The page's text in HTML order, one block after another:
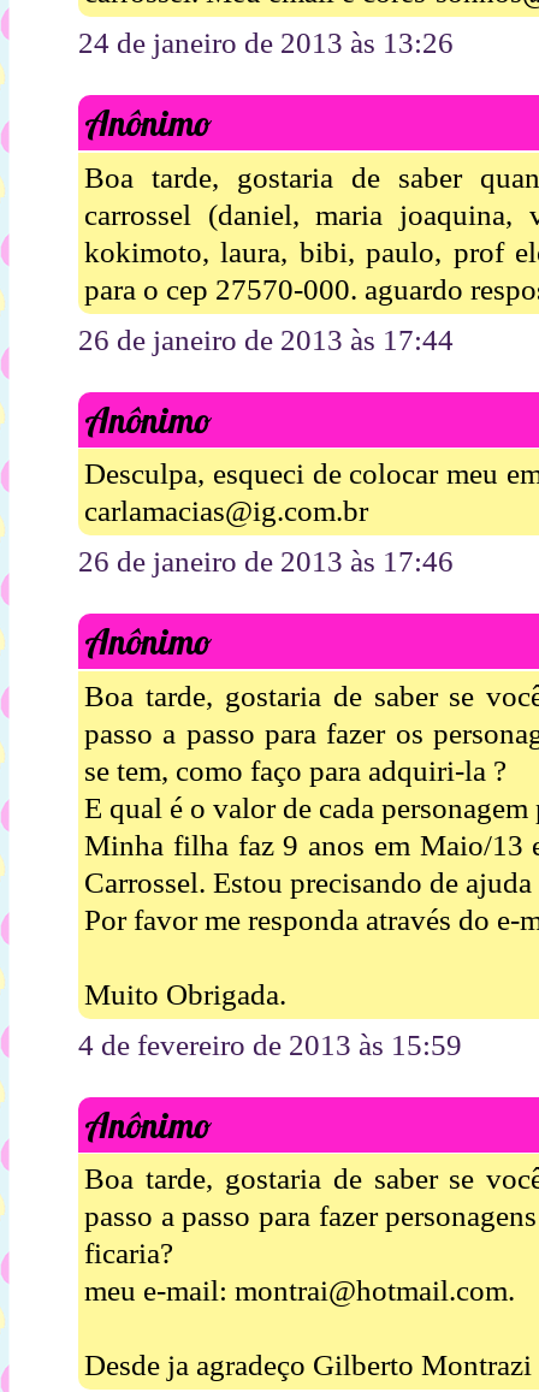
24 de janeiro de 2013 às 13:26
Anônimo
Boa tarde, gostaria de saber
carrossel (daniel, maria
kokimoto, laura, bibi, paulo, prof
para o cep 27570-000. aguardo
26 de janeiro de 2013 às 17:44
Anônimo
Desculpa, esqueci de colocar meu
carlamacias@ig.com.br
26 de janeiro de 2013 às 17:46
Anônimo
Boa tarde, gostaria de saber se
passo a passo para fazer os
se tem, como faço para adquiri-la ?
E qual é o valor de cada personagem
Minha filha faz 9 anos em Maio/13
Carrossel. Estou precisando de
Por favor me responda através do
Muito Obrigada.
4 de fevereiro de 2013 às 15:59
Anônimo
Boa tarde, gostaria de saber se
passo a passo para fazer
ficaria?
meu e-mail: montrai@hotmail.com.
Desde ja agradeço Gilberto Montrazi